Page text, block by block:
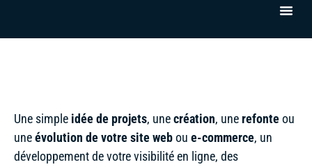
Une simple idée de projets, unecréation, unerefonteou
uneévolution de votre site webou e-commerce, un
développement de votre visibilité en ligne, des